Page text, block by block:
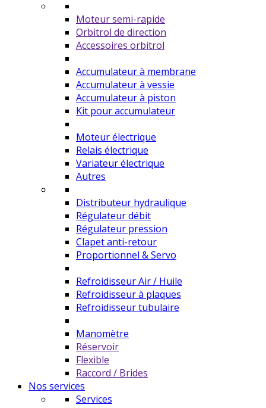
Moteur semi-rapide
Orbitrol de direction
Accessoires orbitrol
Accumulateur à membrane
Accumulateur à vessie
Accumulateur à piston
Kit pour accumulateur
Moteur électrique
Relais électrique
Variateur électrique
Autres
Distributeur hydraulique
Régulateur débit
Régulateur pression
Clapet anti-retour
Proportionnel & Servo
Refroidisseur Air / Huile
Refroidisseur à plaques
Refroidisseur tubulaire
Manomètre
Réservoir
Flexible
Raccord / Brides
Nos services
Services